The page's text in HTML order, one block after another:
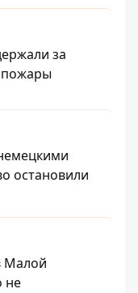
за
остановили
Малой
не